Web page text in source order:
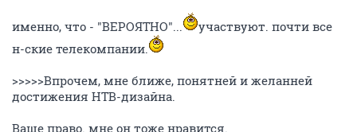
именно, что - "ВЕРОЯТНО"...
участвуют. почти все
н-ские телекомпании.
>>>>>Впрочем, мне ближе, понятней и желанней
достижения НТВ-дизайна.
Ваше право. мне он тоже нравится.